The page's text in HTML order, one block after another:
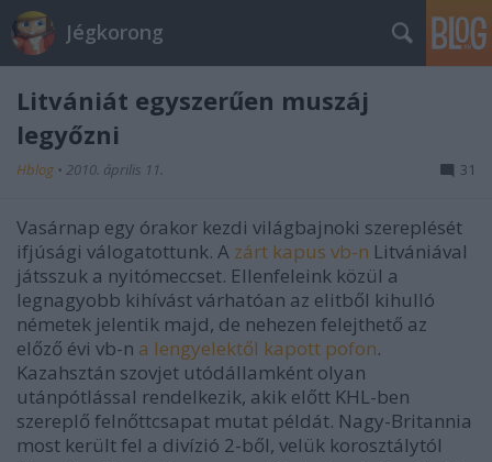
Jégkorong
Litvániát egyszerűen muszáj
legyőzni
Hblog • 2010. április 11. 31
Vasárnap egy órakor kezdi világbajnoki szereplését
ifjúsági válogatottunk. A zárt kapus vb-n Litvániával
játsszuk a nyitómeccset. Ellenfeleink közül a
legnagyobb kihívást várhatóan az elitből kihulló
németek jelentik majd, de nehezen felejthető az
előző évi vb-n a lengyelektől kapott pofon.
Kazahsztán szovjet utódállamként olyan
utánpótlással rendelkezik, akik előtt KHL-ben
szereplő felnőttcsapat mutat példát. Nagy-Britannia
most került fel a divízió 2-ből, velük korosztálytól